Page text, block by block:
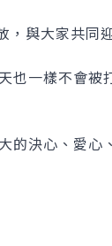
與大家共同
一樣不會被
決心、愛心